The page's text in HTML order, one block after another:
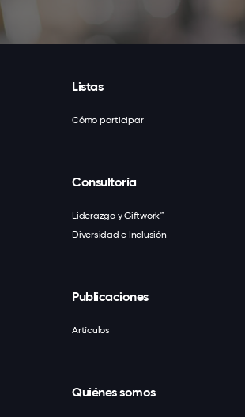
Listas
Cómo participar
Consultoría
Liderazgo y Giftwork™
Diversidad e Inclusión
Publicaciones
Artículos
Quiénes somos